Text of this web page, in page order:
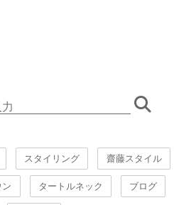
スタイリング 齋藤スタイル
ン タートルネック ブログ